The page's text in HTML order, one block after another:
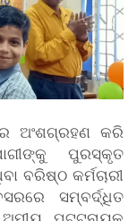
ଅଂଶଗ୍ରହଣ କରି
ପୁରସ୍କୃତ
ବରିଷ୍ଠ କର୍ମଚାରୀ
ସମ୍ବର୍ଦ୍ଧିତ